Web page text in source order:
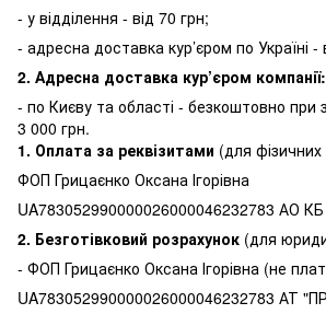
- у відділення - від 70 грн;
- адресна доставка кур’єром по Україні -
2. Адресна доставка кур’єром компанії:
- по Києву та області - безкоштовно при
3 000 грн.
1. Оплата за реквізитами (для фізичних
ФОП Грицаєнко Оксана Ігорівна
UA783052990000026000046232783 АО
2. Безготівковий розрахунок (для
- ФОП Грицаєнко Оксана Ігорівна (не
UA783052990000026000046232783 АТ